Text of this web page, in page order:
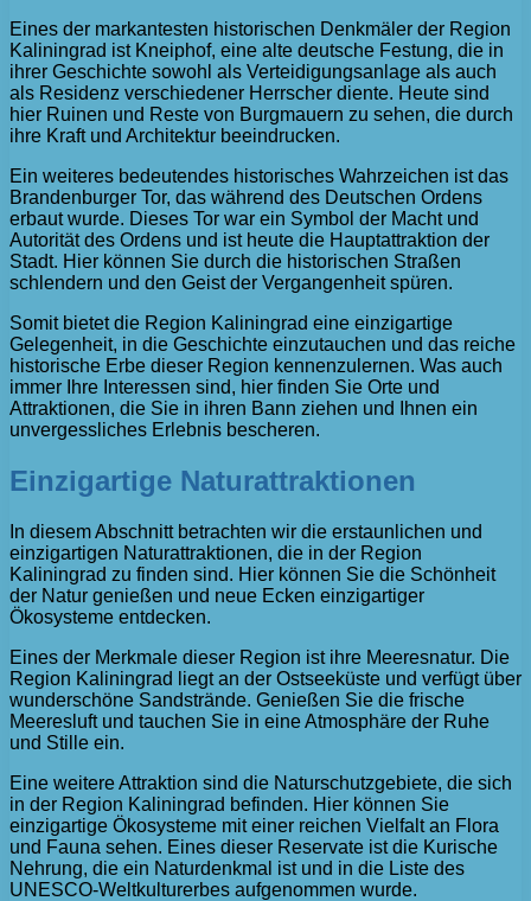
Eines der markantesten historischen Denkmäler der Region
Kaliningrad ist Kneiphof, eine alte deutsche Festung, die in
ihrer Geschichte sowohl als Verteidigungsanlage als auch
als Residenz verschiedener Herrscher diente. Heute sind
hier Ruinen und Reste von Burgmauern zu sehen, die durch
ihre Kraft und Architektur beeindrucken.
Ein weiteres bedeutendes historisches Wahrzeichen ist das
Brandenburger Tor, das während des Deutschen Ordens
erbaut wurde. Dieses Tor war ein Symbol der Macht und
Autorität des Ordens und ist heute die Hauptattraktion der
Stadt. Hier können Sie durch die historischen Straßen
schlendern und den Geist der Vergangenheit spüren.
Somit bietet die Region Kaliningrad eine einzigartige
Gelegenheit, in die Geschichte einzutauchen und das reiche
historische Erbe dieser Region kennenzulernen. Was auch
immer Ihre Interessen sind, hier finden Sie Orte und
Attraktionen, die Sie in ihren Bann ziehen und Ihnen ein
unvergessliches Erlebnis bescheren.
Einzigartige Naturattraktionen
In diesem Abschnitt betrachten wir die erstaunlichen und
einzigartigen Naturattraktionen, die in der Region
Kaliningrad zu finden sind. Hier können Sie die Schönheit
der Natur genießen und neue Ecken einzigartiger
Ökosysteme entdecken.
Eines der Merkmale dieser Region ist ihre Meeresnatur. Die
Region Kaliningrad liegt an der Ostseeküste und verfügt über
wunderschöne Sandstrände. Genießen Sie die frische
Meeresluft und tauchen Sie in eine Atmosphäre der Ruhe
und Stille ein.
Eine weitere Attraktion sind die Naturschutzgebiete, die sich
in der Region Kaliningrad befinden. Hier können Sie
einzigartige Ökosysteme mit einer reichen Vielfalt an Flora
und Fauna sehen. Eines dieser Reservate ist die Kurische
Nehrung, die ein Naturdenkmal ist und in die Liste des
UNESCO-Weltkulturerbes aufgenommen wurde.